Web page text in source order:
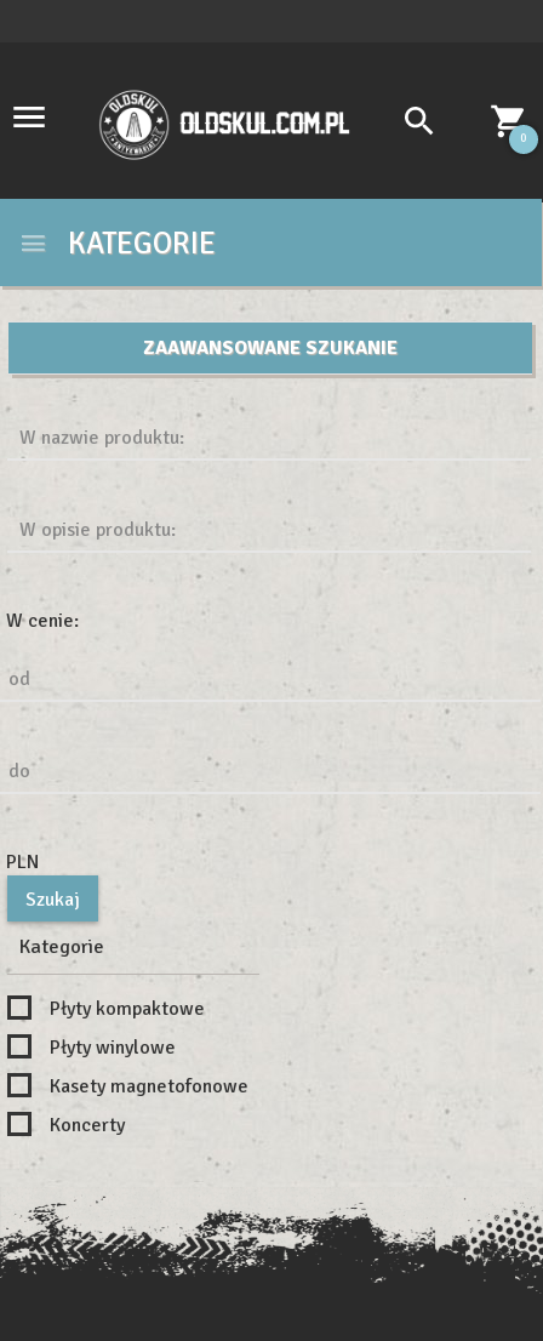
0
KATEGORIE
ZAAWANSOWANE SZUKANIE
W nazwie produktu:
W opisie produktu:
W cenie:
od
do
PLN
Kategorie
Płyty kompaktowe
Płyty winylowe
Kasety magnetofonowe
Koncerty